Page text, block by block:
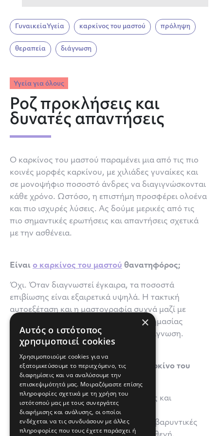
ΓυναικείαΥγεία καρκίνος του μαστού πρόληψη
θεραπεία διάγνωση
Υγεία για όλους
Ροζ προκλήσεις και
δυνατές απαντήσεις
Ο καρκίνος του μαστού παραμένει μια από τις πιο
κοινές μορφές καρκίνου, με χιλιάδες γυναίκες και
σε μονοψήφιο ποσοστό άνδρες να διαγιγνώσκονται
κάθε χρόνο. Ωστόσο, η επιστήμη προσφέρει ολοένα
και πιο ισχυρές λύσεις. Ας δούμε μερικές από τις
πιο σημαντικές ερωτήσεις και απαντήσεις σχετικά
με την ασθένεια.
Είναι ο καρκίνος του μαστού θανατηφόρος;
Όχι. Όταν διαγνωστεί έγκαιρα, τα ποσοστά
επιβίωσης είναι εξαιρετικά υψηλά. Η τακτική
αυτοεξέταση και η μαστογραφία συχνά μαζί με
υπερηχογράφημα αποτελεί ζωτικής σημασίας
εξετάσεις για πρόληψη και έγκαιρη διάγνωση.
Υπάρχουν νέες θεραπείες για τον καρκίνο του
μαστού;
Ναι. Νέες φόρμουλες ανοσοθεραπείας και
στοχευμένες θεραπείες προσφέρουν
αποτελεσματικότερες και λιγότερο επιβαρυντικές
×
Αυτός ο ιστότοπος
χρησιμοποιεί cookies
Χρησιμοποιούμε cookies για να
εξατομικεύσουμε το περιεχόμενο, τις
διαφημίσεις και να αναλύσουμε την
επισκεψιμότητά μας. Μοιραζόμαστε επίσης
πληροφορίες σχετικά με τη χρήση του
ιστότοπού μας με τους συνεργάτες
διαφήμισης και ανάλυσης, οι οποίοι
ενδέχεται να τις συνδυάσουν με άλλες
πληροφορίες που τους έχετε παράσχει ή